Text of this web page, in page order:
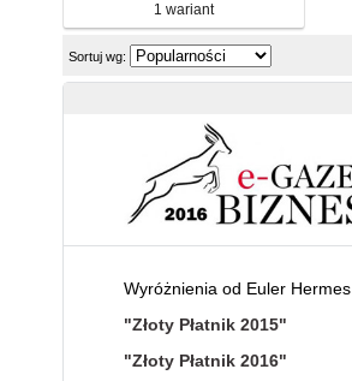
1 wariant
Sortuj wg:
Wyróżnienia od Euler Hermes
"Złoty Płatnik 2015"
"Złoty Płatnik 2016"